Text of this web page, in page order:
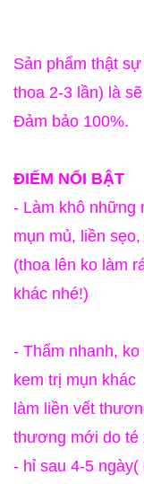
Sản phẩm thật
thoa 2-3 lần) là
Đảm bảo 100%.
ĐIỂM NỔI BẬT
- Làm khô những
mụn mủ, liền
(thoa lên ko làm
khác nhé!)
- Thấm nhanh,
kem trị mụn khác
làm liền vết
thương mới do té
- hỉ sau 4-5